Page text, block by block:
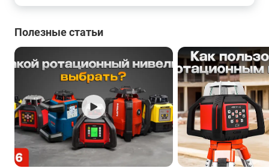
Полезные статьи